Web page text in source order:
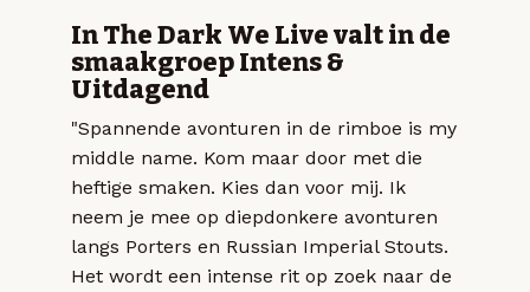
In The Dark We Live valt in de
smaakgroep Intens &
Uitdagend
"Spannende avonturen in de rimboe is my
middle name. Kom maar door met die
heftige smaken. Kies dan voor mij. Ik
neem je mee op diepdonkere avonturen
langs Porters en Russian Imperial Stouts.
Het wordt een intense rit op zoek naar de